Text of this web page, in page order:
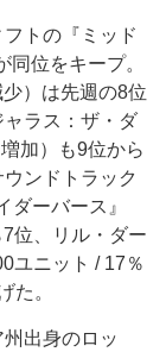
トの『ミッド
位をキープ。
）は先週の8位
ラス：ザ・ダ
加）も9位から
ンドトラック
ダーバース』
位、リル・ダー
ユニット / 17％
た。
出身のロッ